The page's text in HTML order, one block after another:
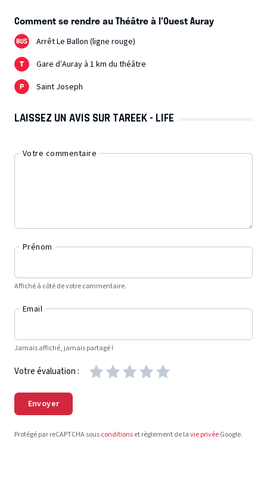
Comment se rendre au Théâtre à l'Ouest Auray
Arrêt Le Ballon (ligne rouge)
Gare d’Auray à 1 km du théâtre
Saint Joseph
LAISSEZ UN AVIS SUR TAREEK - LIFE
Votre commentaire
Prénom
Affiché à côté de votre commentaire.
Email
Jamais affiché, jamais partagé !
Votre évaluation :
Envoyer
Protégé par reCAPTCHA sousconditionset règlement de lavie privéeGoogle.